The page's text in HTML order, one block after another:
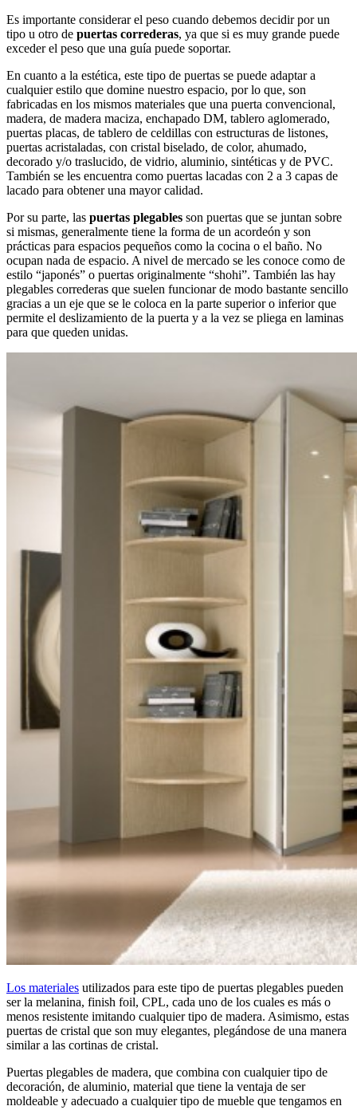
Es importante considerar el peso cuando debemos decidir por un
tipo u otro de puertas correderas, ya que si es muy grande puede
exceder el peso que una guía puede soportar.
En cuanto a la estética, este tipo de puertas se puede adaptar a
cualquier estilo que domine nuestro espacio, por lo que, son
fabricadas en los mismos materiales que una puerta convencional,
madera, de madera maciza, enchapado DM, tablero aglomerado,
puertas placas, de tablero de celdillas con estructuras de listones,
puertas acristaladas, con cristal biselado, de color, ahumado,
decorado y/o traslucido, de vidrio, aluminio, sintéticas y de PVC.
También se les encuentra como puertas lacadas con 2 a 3 capas de
lacado para obtener una mayor calidad.
Por su parte, las puertas plegables son puertas que se juntan sobre
si mismas, generalmente tiene la forma de un acordeón y son
prácticas para espacios pequeños como la cocina o el baño. No
ocupan nada de espacio. A nivel de mercado se les conoce como de
estilo “japonés” o puertas originalmente “shohi”. También las hay
plegables correderas que suelen funcionar de modo bastante sencillo
gracias a un eje que se le coloca en la parte superior o inferior que
permite el deslizamiento de la puerta y a la vez se pliega en laminas
para que queden unidas.
Los materiales utilizados para este tipo de puertas plegables pueden
ser la melanina, finish foil, CPL, cada uno de los cuales es más o
menos resistente imitando cualquier tipo de madera. Asimismo, estas
puertas de cristal que son muy elegantes, plegándose de una manera
similar a las cortinas de cristal.
Puertas plegables de madera, que combina con cualquier tipo de
decoración, de aluminio, material que tiene la ventaja de ser
moldeable y adecuado a cualquier tipo de mueble que tengamos en